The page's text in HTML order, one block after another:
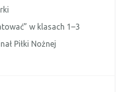
w klasach 1–3
Piłki Nożnej